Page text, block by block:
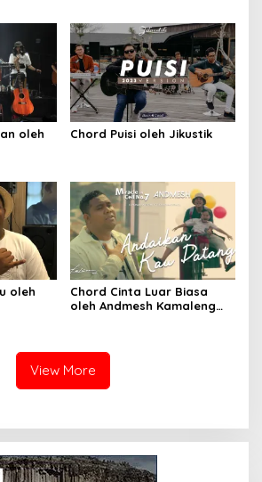
oleh
Chord Puisi oleh Jikustik
oleh
Chord Cinta Luar Biasa
oleh Andmesh Kamaleng
View More